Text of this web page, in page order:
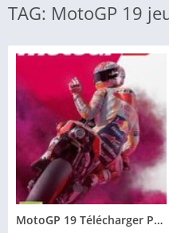
TAG: MotoGP 19
MotoGP 19 Télécharger PC – Version Complète